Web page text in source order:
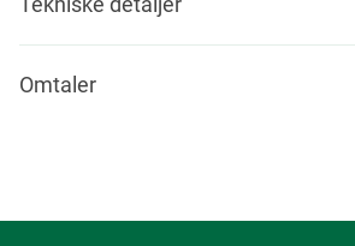
Omtaler